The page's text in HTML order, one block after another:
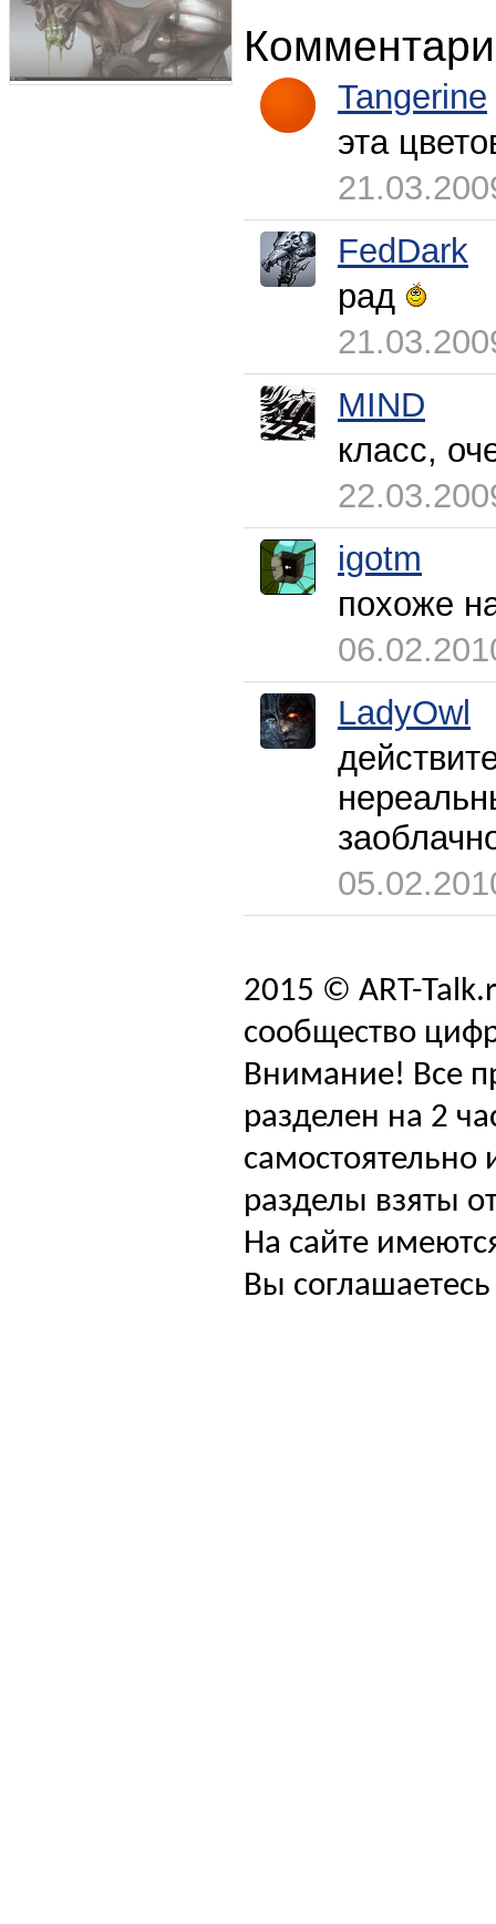
Tangerine
эта
FedDark
рад
MIND
класс,
igotm
похоже
LadyOwl
2015 © ART-
сообщество
Внимание! Все
разделен на 2
самостоятельно
разделы взяты
На сайте
Вы